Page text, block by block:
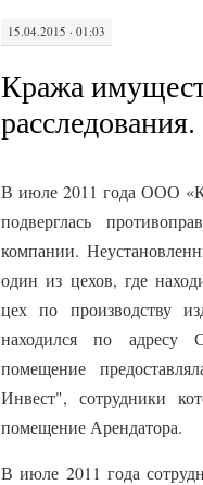
15.04.2015 · 01:03
Кража
расследования.
В июле 2011 года ООО
подверглась
компании.
один из цехов, где
цех по производству
находился по адресу
помещение
Инвест", сотрудники
помещение Арендатора.
В июле 2011 года